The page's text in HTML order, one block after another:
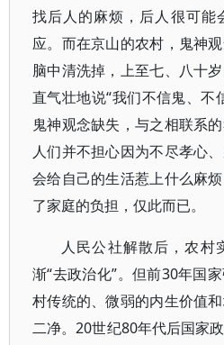
找后人的麻烦，后人很可能
应。而在京山的农村，鬼神
脑中清洗掉，上至七、八十
直气壮地说“我们不信鬼、不
鬼神观念缺失，与之相联系
人们并不担心因为不尽孝心
会给自己的生活惹上什么麻
了家庭的负担，仅此而已。
人民公社解散后，农村
渐“去政治化”。但前30年国
村传统的、微弱的内生价值
二净。20世纪80年代后国家